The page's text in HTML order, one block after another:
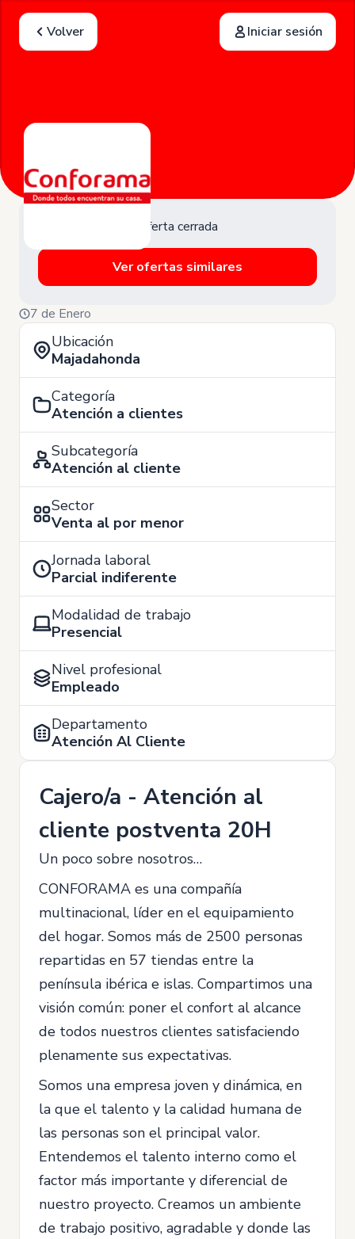
Volver Iniciar sesión
Oferta cerrada
Ver ofertas similares
7 de Enero
Ubicación
Majadahonda
Categoría
Atención a clientes
Subcategoría
Atención al cliente
Sector
Venta al por menor
Jornada laboral
Parcial indiferente
Modalidad de trabajo
Presencial
Nivel profesional
Empleado
Departamento
Atención Al Cliente
Cajero/a - Atención al
cliente postventa 20H
Un poco sobre nosotros…
CONFORAMA es una compañía
multinacional, líder en el equipamiento
del hogar. Somos más de 2500 personas
repartidas en 57 tiendas entre la
península ibérica e islas. Compartimos una
visión común: poner el confort al alcance
de todos nuestros clientes satisfaciendo
plenamente sus expectativas.
Somos una empresa joven y dinámica, en
la que el talento y la calidad humana de
las personas son el principal valor.
Entendemos el talento interno como el
factor más importante y diferencial de
nuestro proyecto. Creamos un ambiente
de trabajo positivo, agradable y donde las